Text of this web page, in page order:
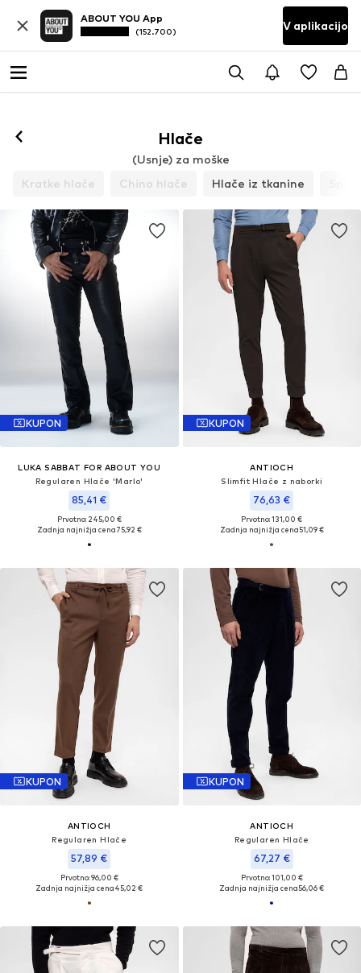
ABOUT YOU App
(152.700) V aplikacijo
Hlače
(Usnje) za moške
Kratke hlače
Chino hlače Hlače iz tkanine
KUPON
LUKA SABBAT FOR ABOUT YOU
Regularen Hlače 'Marlo'
85,41 €
Prvotno: 245,00 €
Zadnja najnižja cena75,92 €
KUPON
ANTIOCH
Slimfit Hlače z naborki
76,63 €
Prvotno: 131,00 €
Zadnja najnižja cena51,09 €
KUPON
ANTIOCH
Regularen Hlače
57,89 €
Prvotno: 96,00 €
Zadnja najnižja cena45,02 €
KUPON
ANTIOCH
Regularen Hlače
67,27 €
Prvotno: 101,00 €
Zadnja najnižja cena56,06 €